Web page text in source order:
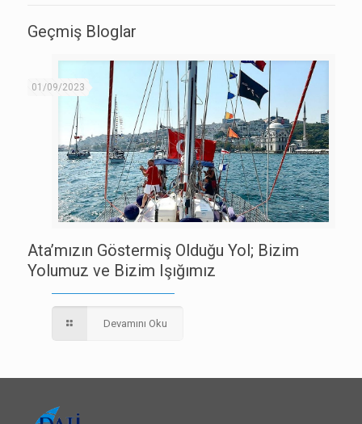
Geçmiş Bloglar
01/09/2023
Ata’mızın Göstermiş Olduğu Yol; Bizim
Yolumuz ve Bizim Işığımız
Devamını Oku